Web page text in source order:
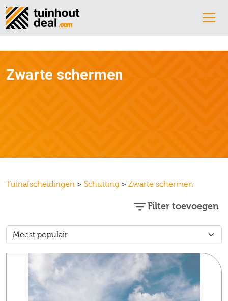
Zwarte schermen
Tuinafscheidingen > Schutting > Zwarte schermen
Filter toevoegen